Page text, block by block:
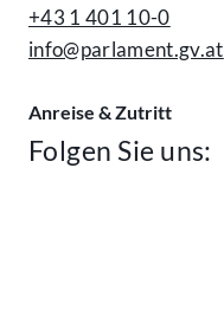
+43 1 401 10-0
info@parlament.gv.at
Anreise & Zutritt
Folgen Sie uns: